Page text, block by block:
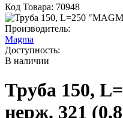
Код Товара: 70948
Производитель:
Magma
Доступность:
В наличии
Труба 150,
нерж. 321